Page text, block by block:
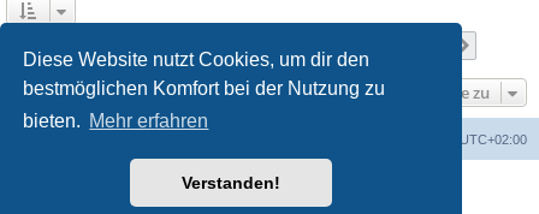
Diese Website nutzt Cookies, um dir den
bestmöglichen Komfort bei der Nutzung zu
bieten. Mehr erfahren
Verstanden!
Gehe zu
UTC+02:00
Powered byphpBB® Forum Software © phpBB Limited
phpBB.de